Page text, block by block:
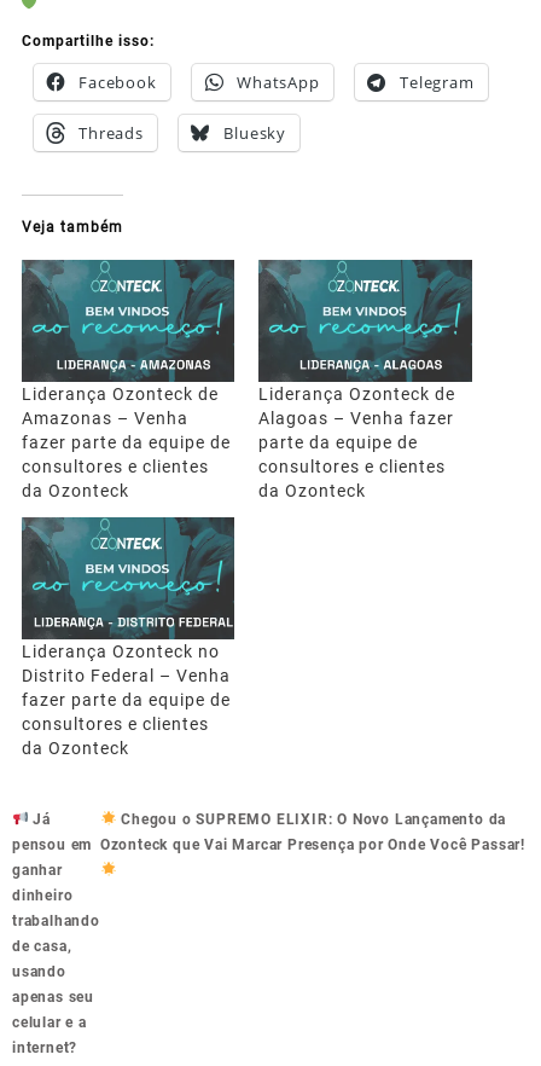
Compartilhe isso:
Facebook WhatsApp Telegram
Threads Bluesky
Veja também
Liderança Ozonteck de
Amazonas – Venha
fazer parte da equipe de
consultores e clientes
da Ozonteck
Liderança Ozonteck de
Alagoas – Venha fazer
parte da equipe de
consultores e clientes
da Ozonteck
Liderança Ozonteck no
Distrito Federal – Venha
fazer parte da equipe de
consultores e clientes
da Ozonteck
Navegação
de
Post
Já
pensou em
ganhar
dinheiro
trabalhando
de casa,
usando
apenas seu
celular e a
internet?
Chegou o SUPREMO ELIXIR: O Novo Lançamento da
Ozonteck que Vai Marcar Presença por Onde Você Passar!